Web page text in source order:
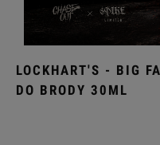
LOCKHART'S - BIG
DO BRODY 30ML